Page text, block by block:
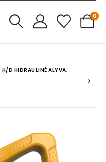
0
H/D HIDRAULINĖ ALYVA,